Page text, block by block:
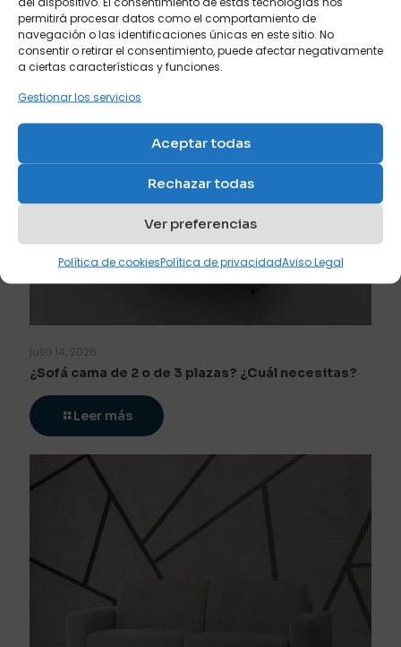
permitirá procesar datos como el comportamiento de
navegación o las identificaciones únicas en este sitio. No
consentir o retirar el consentimiento, puede afectar negativamente
a ciertas características y funciones.
Gestionar los servicios
Aceptar todas
Rechazar todas
Ver preferencias
Política de cookiesPolítica de privacidadAviso Legal
julio 14, 2026
¿Sofá cama de 2 o de 3 plazas? ¿Cuál necesitas?
Leer más